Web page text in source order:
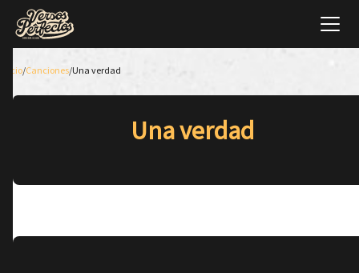
Inicio/Canciones/Una verdad
Una verdad